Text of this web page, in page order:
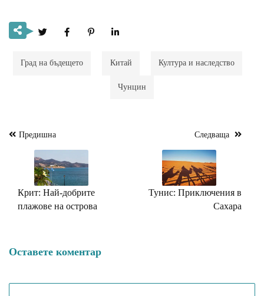
Град на бъдещето Китай Култура и наследство
Чунцин
Навигация
Предишна
Крит: Най-добрите
плажове на острова
Следваща
Тунис: Приключения в
Сахара
Оставете коментар